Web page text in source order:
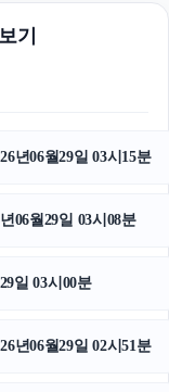
기
년06월29일 03시15분
06월29일 03시08분
일 03시00분
년06월29일 02시51분